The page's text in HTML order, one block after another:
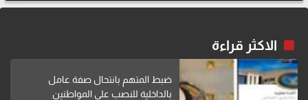
الاكثر قراءة
ضبط المتهم بانتحال صفة عامل
بالداخلية للنصب على المواطنين